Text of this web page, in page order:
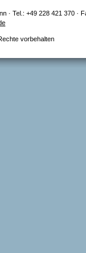
· Tel.: +49 228 421 370 ·
vorbehalten